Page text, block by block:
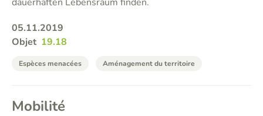
05.11.2019
Objet 19.18
Espèces menacées Aménagement du territoire
Mobilité